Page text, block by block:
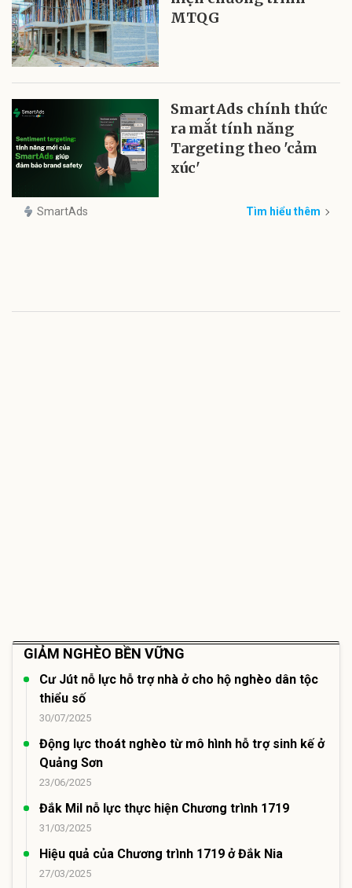
MTQG
SmartAds chính thức
ra mắt tính năng
Targeting theo 'cảm
xúc'
SmartAds Tìm hiểu thêm
GIẢM NGHÈO BỀN VỮNG
Cư Jút nỗ lực hỗ trợ nhà ở cho hộ nghèo dân tộc
thiểu số
30/07/2025
Động lực thoát nghèo từ mô hình hỗ trợ sinh kế ở
Quảng Sơn
23/06/2025
Đắk Mil nỗ lực thực hiện Chương trình 1719
31/03/2025
Hiệu quả của Chương trình 1719 ở Đắk Nia
27/03/2025